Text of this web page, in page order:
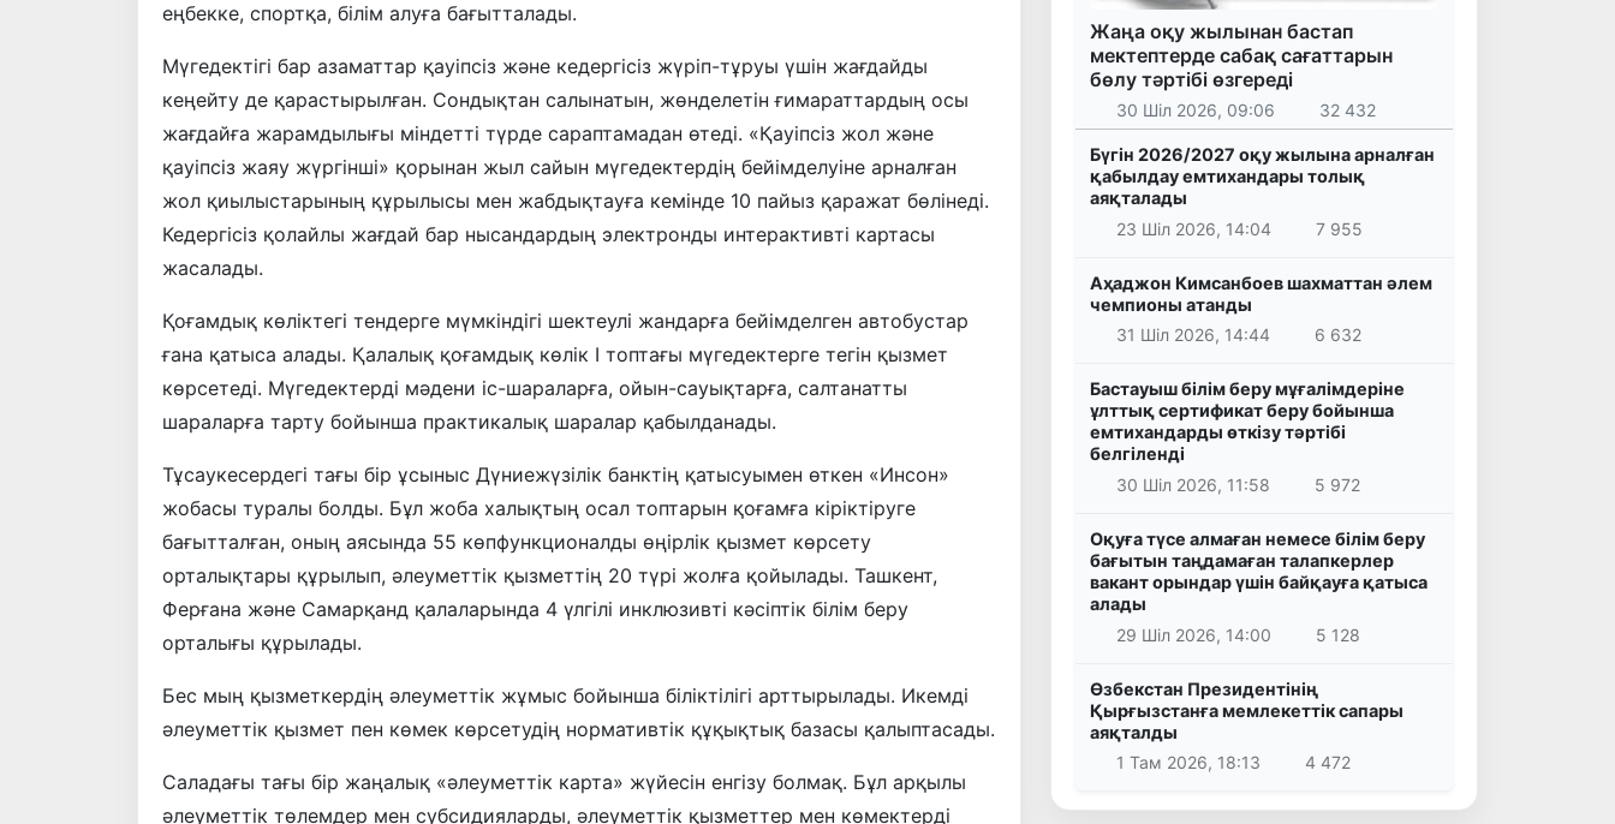
еңбекке, спортқа, білім алуға бағытталады.
Мүгедектігі бар азаматтар қауіпсіз және кедергісіз жүріп-тұруы үшін жағдайды
кеңейту де қарастырылған. Сондықтан салынатын, жөнделетін ғимараттардың осы
жағдайға жарамдылығы міндетті түрде сараптамадан өтеді. «Қауіпсіз жол және
қауіпсіз жаяу жүргінші» қорынан жыл сайын мүгедектердің бейімделуіне арналған
жол қиылыстарының құрылысы мен жабдықтауға кемінде 10 пайыз қаражат бөлінеді.
Кедергісіз қолайлы жағдай бар нысандардың электронды интерактивті картасы
жасалады.
Қоғамдық көліктегі тендерге мүмкіндігі шектеулі жандарға бейімделген автобустар
ғана қатыса алады. Қалалық қоғамдық көлік I топтағы мүгедектерге тегін қызмет
көрсетеді. Мүгедектерді мәдени іс-шараларға, ойын-сауықтарға, салтанатты
шараларға тарту бойынша практикалық шаралар қабылданады.
Тұсаукесердегі тағы бір ұсыныс Дүниежүзілік банктің қатысуымен өткен «Инсон»
жобасы туралы болды. Бұл жоба халықтың осал топтарын қоғамға кіріктіруге
бағытталған, оның аясында 55 көпфункционалды өңірлік қызмет көрсету
орталықтары құрылып, әлеуметтік қызметтің 20 түрі жолға қойылады. Ташкент,
Ферғана және Самарқанд қалаларында 4 үлгілі инклюзивті кәсіптік білім беру
орталығы құрылады.
Бес мың қызметкердің әлеуметтік жұмыс бойынша біліктілігі арттырылады. Икемді
әлеуметтік қызмет пен көмек көрсетудің нормативтік құқықтық базасы қалыптасады.
Саладағы тағы бір жаңалық «әлеуметтік карта» жүйесін енгізу болмақ. Бұл арқылы
әлеуметтік төлемдер мен субсидияларды, әлеуметтік қызметтер мен көмектерді
Жаңа оқу жылынан бастап
мектептерде сабақ сағаттарын
бөлу тәртібі өзгереді
30 Шіл 2026, 09:06 32 432
Бүгін 2026/2027 оқу жылына арналған
қабылдау емтихандары толық
аяқталады
23 Шіл 2026, 14:04
7 955
Аҳаджон Кимсанбоев шахматтан әлем
чемпионы атанды
31 Шіл 2026, 14:44
6 632
Бастауыш білім беру мұғалімдеріне
ұлттық сертификат беру бойынша
емтихандарды өткізу тәртібі
белгіленді
30 Шіл 2026, 11:58
5 972
Оқуға түсе алмаған немесе білім беру
бағытын таңдамаған талапкерлер
вакант орындар үшін байқауға қатыса
алады
29 Шіл 2026, 14:00
5 128
Өзбекстан Президентінің
Қырғызстанға мемлекеттік сапары
аяқталды
1 Там 2026, 18:13
4 472